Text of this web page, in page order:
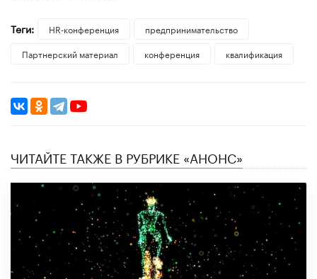
Теги: HR-конференция
предпринимательство
Партнерский материал
конференция квалификация
ЧИТАЙТЕ ТАКЖЕ В РУБРИКЕ «АНОНС»